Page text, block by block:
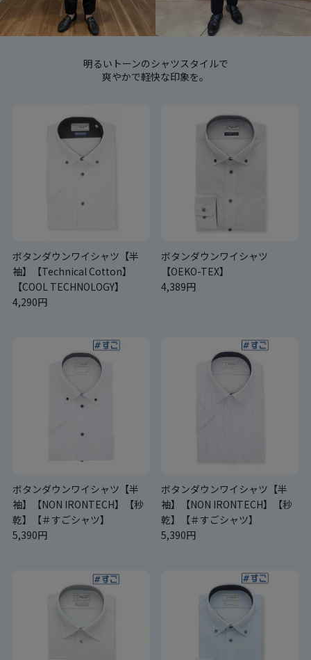
明るいトーンのシャツスタイルで
爽やかで軽快な印象を。
ボタンダウンワイシャツ【半
袖】【Technical Cotton】
【COOL TECHNOLOGY】
4,290円
ボタンダウンワイシャツ
【OEKO-TEX】
4,389円
ボタンダウンワイシャツ【半
袖】【NON IRONTECH】【秒
乾】【＃すごシャツ】
5,390円
ボタンダウンワイシャツ【半
袖】【NON IRONTECH】【秒
乾】【＃すごシャツ】
5,390円